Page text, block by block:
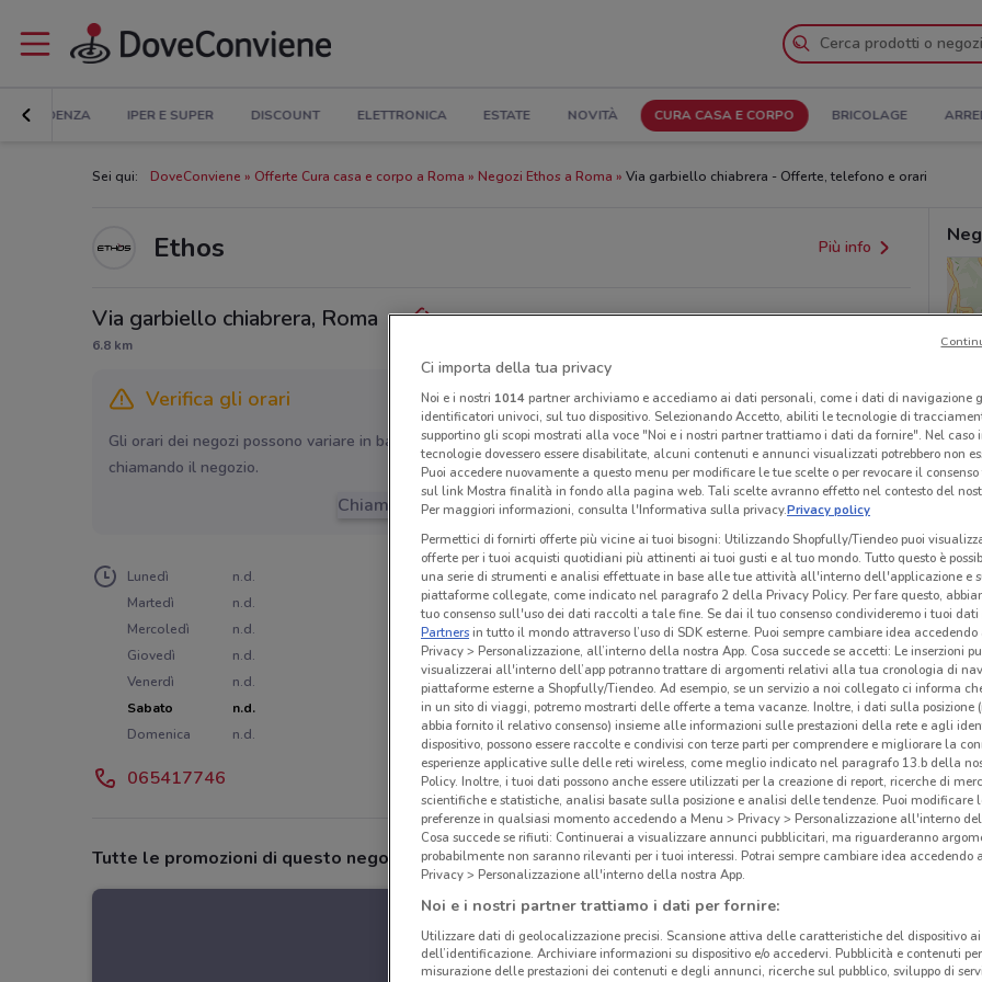
IN EVIDENZA IPER E SUPER DISCOUNT ELETTRONICA ESTATE NOVITÀ CURA CASA E CORPO BRICOLAGE
Sei qui: DoveConviene Offerte Cura casa e corpo a Roma Negozi Ethos a Roma Via garbiello chiabrera - Offerte, telefono e orari
Ethos Più info
Via garbiello chiabrera, Roma
6.8 km
Verifica gli orari
Gli orari dei negozi possono variare in base agli ultimi provvedimenti regionali o nazionali. Verifica l’accuratezza
chiamando il negozio.
Chiama il negozio
Lunedì
n.d.
Martedì
n.d.
Mercoledì
n.d.
Giovedì
n.d.
Venerdì
n.d.
Sabato
n.d.
Domenica
n.d.
065417746
Tutte le promozioni di questo negozio
Ci importa della tua privacy
Noi e i nostri 1014partner archiviamo e accediamo ai dati personali, come i dati di navigazione
identificatori univoci, sul tuo dispositivo. Selezionando Accetto, abiliti le tecnologie di
supportino gli scopi mostrati alla voce "Noi e i nostri partner trattiamo i dati da fornire". Nel caso
tecnologie dovessero essere disabilitate, alcuni contenuti e annunci visualizzati potrebbero non
Puoi accedere nuovamente a questo menu per modificare le tue scelte o per revocare il
sul link Mostra finalità in fondo alla pagina web. Tali scelte avranno effetto nel contesto del
Per maggiori informazioni, consulta l'Informativa sulla privacy.Privacy policy
Permettici di fornirti offerte più vicine ai tuoi bisogni: Utilizzando Shopfully/Tiendeo puoi
offerte per i tuoi acquisti quotidiani più attinenti ai tuoi gusti e al tuo mondo. Tutto questo è
una serie di strumenti e analisi effettuate in base alle tue attività all'interno dell'applicazione e
piattaforme collegate, come indicato nel paragrafo 2 della Privacy Policy. Per fare questo,
tuo consenso sull'uso dei dati raccolti a tale fine. Se dai il tuo consenso condivideremo i tuoi dati
Partnersin tutto il mondo attraverso l’uso di SDK esterne. Puoi sempre cambiare idea accedendo
Privacy > Personalizzazione, all’interno della nostra App. Cosa succede se accetti: Le inserzioni
visualizzerai all'interno dell’app potranno trattare di argomenti relativi alla tua cronologia di
piattaforme esterne a Shopfully/Tiendeo. Ad esempio, se un servizio a noi collegato ci informa
in un sito di viaggi, potremo mostrarti delle offerte a tema vacanze. Inoltre, i dati sulla posizione
abbia fornito il relativo consenso) insieme alle informazioni sulle prestazioni della rete e agli
dispositivo, possono essere raccolte e condivisi con terze parti per comprendere e migliorare la
esperienze applicative sulle delle reti wireless, come meglio indicato nel paragrafo 13.b della
Policy. Inoltre, i tuoi dati possono anche essere utilizzati per la creazione di report, ricerche di
scientifiche e statistiche, analisi basate sulla posizione e analisi delle tendenze. Puoi modificare
preferenze in qualsiasi momento accedendo a Menu > Privacy > Personalizzazione all'interno
Cosa succede se rifiuti: Continuerai a visualizzare annunci pubblicitari, ma riguarderanno
probabilmente non saranno rilevanti per i tuoi interessi. Potrai sempre cambiare idea accedendo
Privacy > Personalizzazione all'interno della nostra App.
Noi e i nostri partner trattiamo i dati per fornire:
Utilizzare dati di geolocalizzazione precisi. Scansione attiva delle caratteristiche del dispositivo
dell’identificazione. Archiviare informazioni su dispositivo e/o accedervi. Pubblicità e contenuti
misurazione delle prestazioni dei contenuti e degli annunci, ricerche sul pubblico, sviluppo di